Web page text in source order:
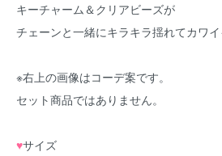
キーチャーム＆クリアビーズが
チェーンと一緒にキラキラ揺れてカワ
※右上の画像はコーデ案です。
セット商品ではありません。
♥サイズ